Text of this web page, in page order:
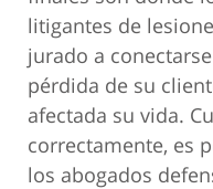
litigantes de
jurado a
pérdida de su
afectada su vida.
correctamente, es
los abogados